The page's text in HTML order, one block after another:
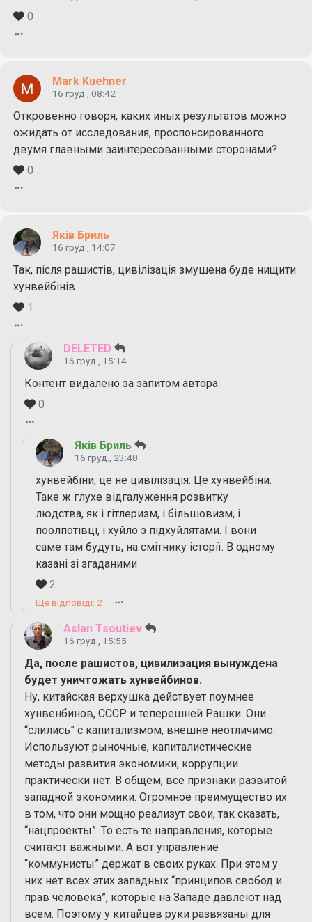
0
Mark Kuehner
16 груд., 08:42
Откровенно говоря, каких иных результатов можно
ожидать от исследования, проспонсированного
двумя главными заинтересованными сторонами?
0
Яків Бриль
16 груд., 14:07
Так, після рашистів, цивілізація змушена буде нищити
хунвейбінів
1
DELETED
16 груд., 15:14
Контент видалено за запитом автора
0
Яків Бриль
16 груд., 23:48
хунвейбіни, це не цивілізація. Це хунвейбіни.
Таке ж глухе відгалуження розвитку
людства, як і гітлеризм, і більшовизм, і
поолпотівці, і хуйло з підхуйлятами. І вони
саме там будуть, на смітнику історії. В одному
казані зі згаданими
2
Ще відповіді: 2
Aslan Tsoutiev
16 груд., 15:55
Да, после рашистов, цивилизация вынуждена
будет уничтожать хунвейбинов.
Ну, китайская верхушка действует поумнее
хунвенбинов, СССР и теперешней Рашки. Они
“слились” с капитализмом, внешне неотличимо.
Используют рыночные, капиталистические
методы развития экономики, коррупции
практически нет. В общем, все признаки развитой
западной экономики. Огромное преимущество их
в том, что они мощно реализут свои, так сказать,
“нацпроекты”. То есть те направления, которые
считают важными. А вот управление
“коммунисты” держат в своих руках. При этом у
них нет всех этих западных “принципов свобод и
прав человека”, которые на Западе давлеют над
всем. Поэтому у китайцев руки развязаны для